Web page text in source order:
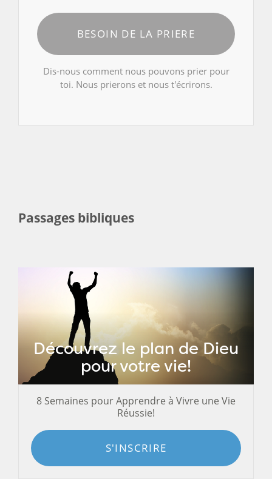
BESOIN DE LA PRIERE
Dis-nous comment nous pouvons prier pour
toi. Nous prierons et nous t'écrirons.
Passages bibliques
Découvrez le plan de Dieu
pour votre vie!
8 Semaines pour Apprendre à Vivre une Vie
Réussie!
S'INSCRIRE